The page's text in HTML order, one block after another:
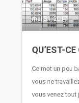
mai 31, 2017
QU’EST-
Ce mot un peu
vous ne
vous venez tout